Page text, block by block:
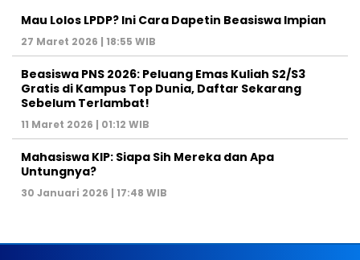
Mau Lolos LPDP? Ini Cara Dapetin Beasiswa Impian
27 Maret 2026 | 18:55 WIB
Beasiswa PNS 2026: Peluang Emas Kuliah S2/S3
Gratis di Kampus Top Dunia, Daftar Sekarang
Sebelum Terlambat!
11 Maret 2026 | 01:12 WIB
Mahasiswa KIP: Siapa Sih Mereka dan Apa
Untungnya?
30 Januari 2026 | 17:48 WIB